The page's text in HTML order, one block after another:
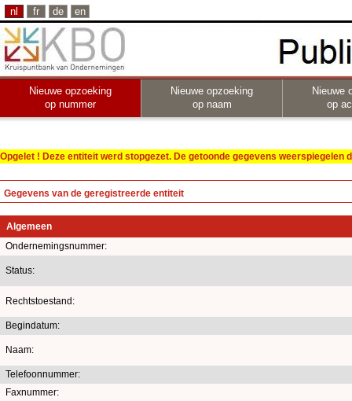
nl fr de en
Nieuwe opzoeking
op nummer
Nieuwe opzoeking
op naam
Nieuwe
op
Opgelet ! Deze entiteit werd stopgezet. De getoonde gegevens
Gegevens van de geregistreerde entiteit
Algemeen
Ondernemingsnummer:
Status:
Rechtstoestand:
Begindatum:
Naam:
Telefoonnummer:
Faxnummer: